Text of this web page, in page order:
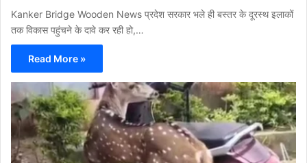
Kanker Bridge Wooden News प्रदेश सरकार भले ही बस्तर के दूरस्थ इलाकों
तक विकास पहुंचने के दावे कर रही हो,…
Read More »